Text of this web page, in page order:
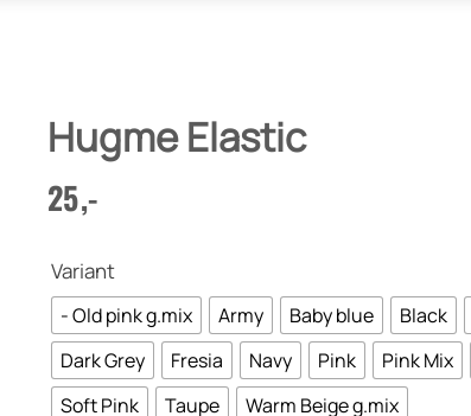
Hugme Elastic
25,-
Variant
- Old pink g.mix Army Baby blue Black
Dark Grey
Fresia Navy Pink Pink Mix
Soft Pink
Taupe Warm Beige g.mix